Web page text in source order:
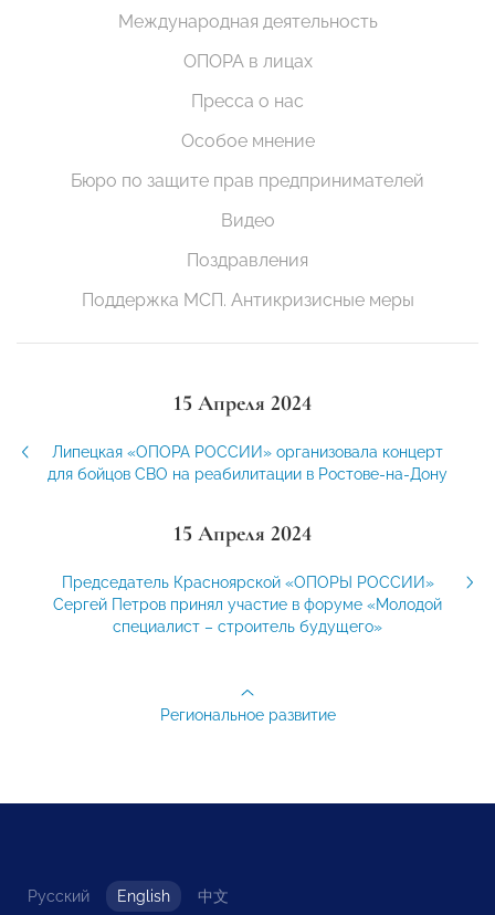
Международная деятельность
ОПОРА в лицах
Пресса о нас
Особое мнение
Бюро по защите прав предпринимателей
Видео
Поздравления
Поддержка МСП. Антикризисные меры
15 Апреля 2024
Липецкая «ОПОРА РОССИИ» организовала концерт
для бойцов СВО на реабилитации в Ростове-на-Дону
15 Апреля 2024
Председатель Красноярской «ОПОРЫ РОССИИ»
Сергей Петров принял участие в форуме «Молодой
специалист – строитель будущего»
Региональное развитие
Русский English 中文